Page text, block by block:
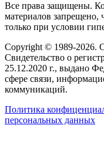
Все права защищены.
материалов запрещено,
только при условии
Copyright © 1989-2026.
Свидетельство о
25.12.2020 г., выдано
сфере связи,
коммуникаций.
Политика
персональных данных